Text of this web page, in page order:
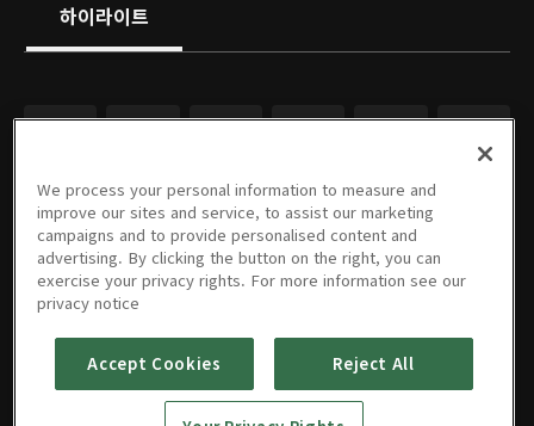
하이라이트
We process your personal information to measure and
improve our sites and service, to assist our marketing
campaigns and to provide personalised content and
advertising. By clicking the button on the right, you can
exercise your privacy rights. For more information see our
privacy notice
Accept Cookies Reject All